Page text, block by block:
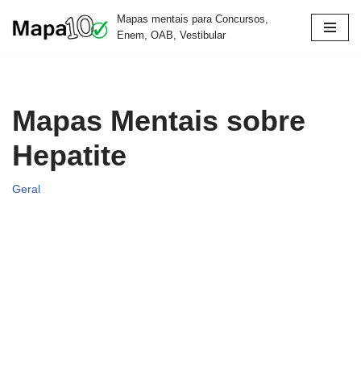
Mapas mentais para Concursos,
Enem, OAB, Vestibular
Mapas Mentais sobre
Hepatite
Geral